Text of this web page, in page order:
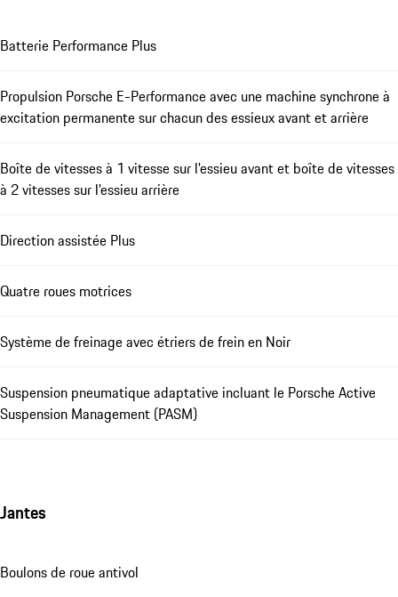
Batterie Performance Plus
Propulsion Porsche E-Performance avec une machine synchrone à
excitation permanente sur chacun des essieux avant et arrière
Boîte de vitesses à 1 vitesse sur l'essieu avant et boîte de vitesses
à 2 vitesses sur l'essieu arrière
Direction assistée Plus
Quatre roues motrices
Système de freinage avec étriers de frein en Noir
Suspension pneumatique adaptative incluant le Porsche Active
Suspension Management (PASM)
Jantes
Boulons de roue antivol